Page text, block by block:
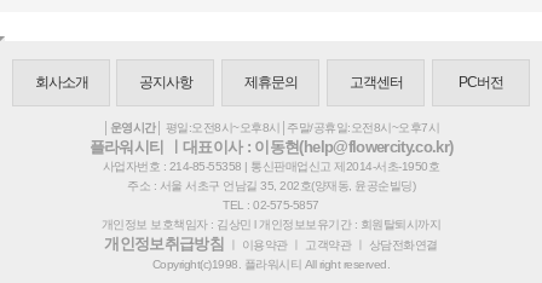
회사소개 공지사항 제휴문의 고객센터 PC버전
│운영시간│ 평일:오전8시~오후8시│주말/공휴일:오전8시~오후7시
플라워시티 ㅣ대표이사 : 이동현(help@flowercity.co.kr)
사업자번호 : 214-85-55358 | 통신판매업신고 제2014-서초-1950호
주소 : 서울 서초구 언남길 35, 202호(양재동, 윤공순빌딩)
TEL : 02-575-5857
개인정보 보호책임자 : 김상민 l 개인정보보유기간 : 회원탈퇴시까지
개인정보취급방침 이용약관ㅣ 고객약관ㅣ
상담전화연결
Copyright(c)1998. 플라워시티 All right reserved.